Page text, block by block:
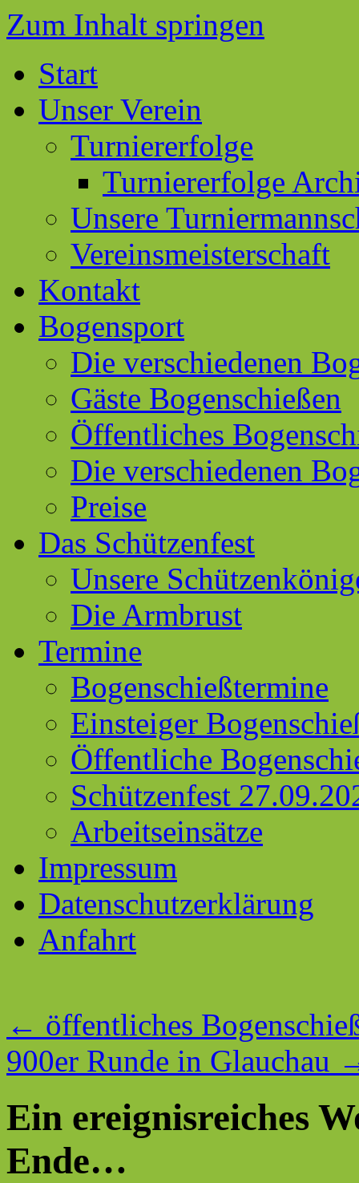
Zum Inhalt springen
Start
Unser Verein
Turniererfolge
Turniererfolge
Unsere
Vereinsmeisterschaft
Kontakt
Bogensport
Die verschiedenen
Gäste Bogenschießen
Öffentliches
Die verschiedenen
Preise
Das Schützenfest
Unsere
Die Armbrust
Termine
Bogenschießtermine
Einsteiger
Öffentliche
Schützenfest
Arbeitseinsätze
Impressum
Datenschutzerklärung
Anfahrt
← öffentliches
900er Runde in Glauchau
Ein ereignisreiches
Ende…